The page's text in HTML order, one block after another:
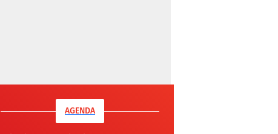
AGENDA